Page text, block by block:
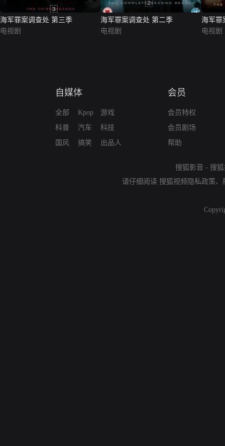
海军罪案调查处 第三季
电视剧
海军罪案调查处 第二季
电视剧
海军罪
电视剧
自媒体
全部
科普
国风
Kpop
汽车
搞笑
游戏
科技
出品人
会员
会员特权
会员剧场
帮助
搜狐影音 - 搜
请仔细阅读 搜狐视频隐私政策、